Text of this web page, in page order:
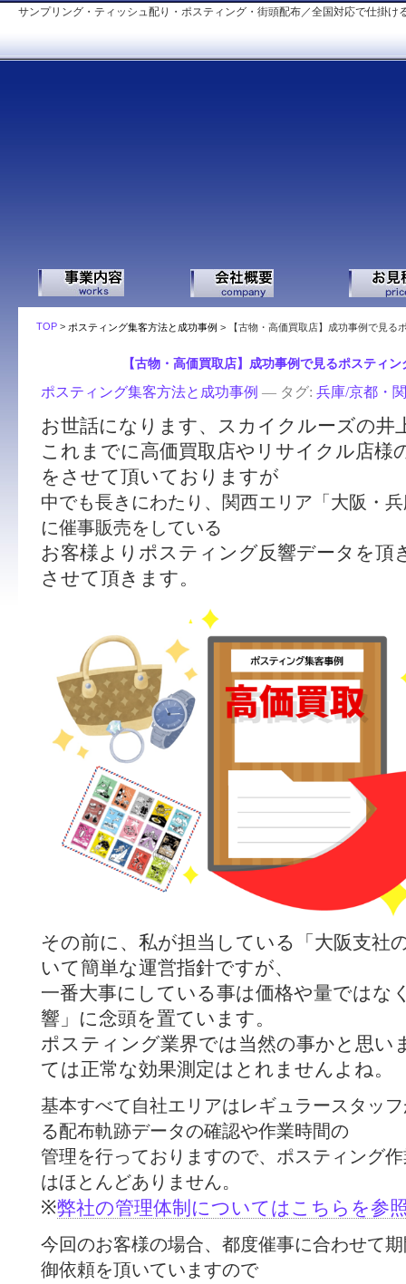
サンプリング・ティッシュ配り・ポスティング・街頭配布／全国対応で仕掛け
TOP > ポスティング集客方法と成功事例 > 【古物・高価買取店】成功事例で見る
【古物・高価買取店】成功事例で見るポスティ
ポスティング集客方法と成功事例 — タグ: 兵庫/京都・
お世話になります、スカイクルーズの井
これまでに高価買取店やリサイクル店様
をさせて頂いておりますが
中でも長きにわたり、 関西エリア「大阪・
に催事販売をしている
お客様よりポスティング反響データを頂
させて頂きます。
その前に、私が担当している「 大阪支社
いて簡単な運営指針ですが、
一番大事にしている事は価格や量ではな
響」に念頭を置ています。
ポスティング業界では当然の事かと思い
ては正常な効果測定はとれませんよね。
基本すべて自社エリアはレギュラースタッ
る配布軌跡データの確認や作業時間の
管理を行っておりますので、ポスティング
はほとんどありません。
※弊社の管理体制についてはこちらを参
今回のお客様の場合、都度催事に合わせて
御依頼を頂いていますので